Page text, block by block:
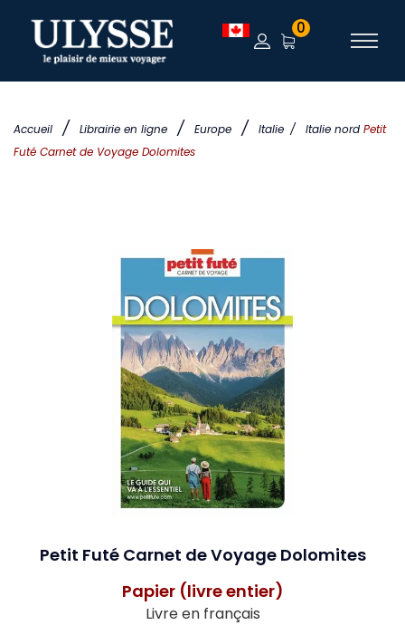
Accueil / Librairie en ligne / Europe / Italie / Italie nord Petit
Futé Carnet de Voyage Dolomites
0
Petit Futé Carnet de Voyage Dolomites
Papier (livre entier)
Livre en français